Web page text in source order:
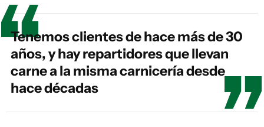
Tenemos clientes de hace más de 30
años, y hay repartidores que llevan
carne a la misma carnicería desde
hace décadas